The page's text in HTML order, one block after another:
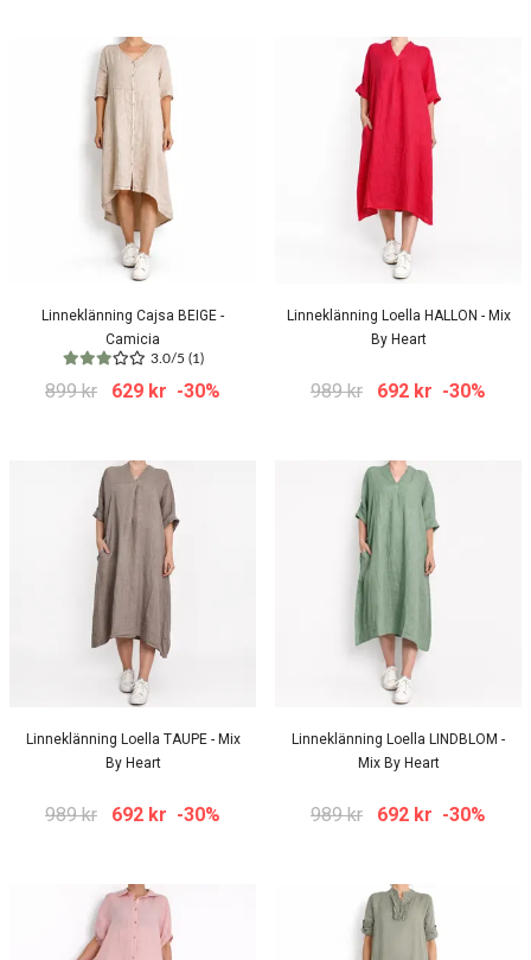
Linneklänning Cajsa BEIGE -
Camicia
3.0/5 (1)
899 kr 629 kr -30%
Linneklänning Loella HALLON - Mix
By Heart
989 kr 692 kr -30%
Linneklänning Loella TAUPE - Mix
By Heart
989 kr 692 kr -30%
Linneklänning Loella LINDBLOM -
Mix By Heart
989 kr 692 kr -30%